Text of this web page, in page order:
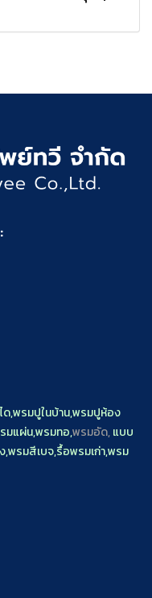
ด,พรมปูในบ้าน,พรมปูห้อง
มแผ่น,พรมทอ,พรมอัด,แบบ
,พรมสีเบจ,รื้อพรมเก่า,พรม